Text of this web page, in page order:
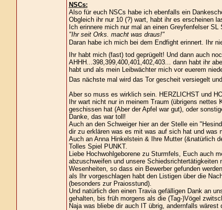
NSCs:
Also für euch NSCs habe ich ebenfalls ein
Obgleich ihr nur 10 (?) wart, habt ihr es erscheinen
Ich erinnere mich nur mal an einen Greyfenfelser SL
"Ihr seit Orks. macht was draus!"
Daran habe ich mich bei dem Endfight erinnert. Ihr
Ihr habt mich (fast) tod geprügelt! Und dann auch
AHHH...398,399,400,401,402,403... dann habt ihr
habt und als mein Leibwächter mich vor euerem
Das nächste mal wird das Tor gescheit versiegelt
Aber so muss es wirklich sein. HERZLICHST und
Ihr wart nicht nur in meinem Traum (übrigens nettes
geschissen hat (Aber der Apfel war gut), oder
Danke, das war toll!
Auch an den Schweiger hier an der Stelle ein
dir zu erklären was es mit was auf sich hat und was
Auch an Anna Hinkelstein & Ihre Mutter (&natürlich
Tolles Spiel PUNKT.
Liebe Hochwohlgeborene zu Sturmfels, Euch auch
abzuschweifen und unsere Schiedsrichtertätigkeiten
Wesenheiten, so dass ein Bewerber gefunden
als Ihr vorgeschlagen habt den Listigen über die
(besonders zur Praiosstund).
Und natürlich den einen Travia gefälligen Dank an
gehalten, bis früh morgens als die (Tag-)Vögel
Naja was bliebe dir auch IT übrig, andernfalls